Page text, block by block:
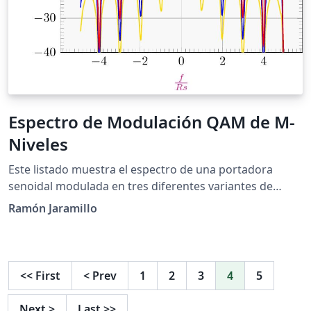
Espectro de Modulación QAM de M-
Niveles
Este listado muestra el espectro de una portadora
senoidal modulada en tres diferentes variantes de
QAM. La Distribución Espectral de Potencia o espectro
de potencia es la función sinc(x) elevada al cuadrado,
logarítmica en base 10. Esta figura se basa en la
ecuación presentada en la página 459 del texto "Digital
Modulation Techniques, Second Edition", de Fuqin
Ramón Jaramillo
<< First < Prev 1 2 3 4 5